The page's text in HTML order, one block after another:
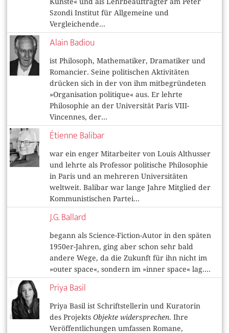
Szondi Institut für Allgemeine und
Vergleichende...
Alain Badiou
ist Philosoph, Mathematiker, Dramatiker und
Romancier. Seine politischen Aktivitäten
drücken sich in der von ihm mitbegründeten
»Organisation politique« aus. Er lehrte
Philosophie an der Universität Paris VIII-
Vincennes, der...
Étienne Balibar
war ein enger Mitarbeiter von Louis Althusser
und lehrte als Professor politische Philosophie
in Paris und an mehreren Universitäten
weltweit. Balibar war lange Jahre Mitglied der
Kommunistischen Partei...
J.G. Ballard
begann als Science-Fiction-Autor in den späten
1950er-Jahren, ging aber schon sehr bald
andere Wege, da die Zukunft für ihn nicht im
»outer space«, sondern im »inner space« lag....
Priya Basil
Priya Basil ist Schriftstellerin und Kuratorin
des ProjektsObjekte widersprechen. Ihre
Veröffentlichungen umfassen Romane,